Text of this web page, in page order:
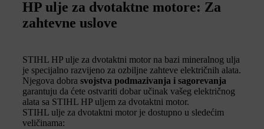
HP ulje za dvotaktne motore: Za
zahtevne uslove
STIHL HP ulje za dvotaktni motor na bazi mineralnog ulja
je specijalno razvijeno za ozbiljne zahteve električnih alata.
Njegova dobra svojstva podmazivanja i sagorevanja
garantuju da ćete ostvariti dobar učinak vašeg električnog
alata sa STIHL HP uljem za dvotaktni motor.
STIHL ulje za dvotaktni motor je dostupno u sledećim
veličinama: